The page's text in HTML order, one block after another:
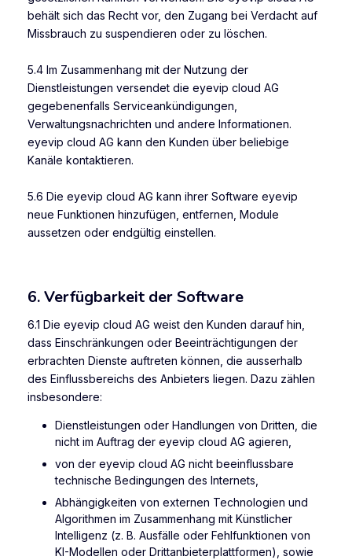
behält sich das Recht vor, den Zugang bei Verdacht auf
Missbrauch zu suspendieren oder zu löschen.
5.4 Im Zusammenhang mit der Nutzung der
Dienstleistungen versendet die eyevip cloud AG
gegebenenfalls Serviceankündigungen,
Verwaltungsnachrichten und andere Informationen.
eyevip cloud AG kann den Kunden über beliebige
Kanäle kontaktieren.
5.6 Die eyevip cloud AG kann ihrer Software eyevip
neue Funktionen hinzufügen, entfernen, Module
aussetzen oder endgültig einstellen.
6. Verfügbarkeit der Software
6.1 Die eyevip cloud AG weist den Kunden darauf hin,
dass Einschränkungen oder Beeinträchtigungen der
erbrachten Dienste auftreten können, die ausserhalb
des Einflussbereichs des Anbieters liegen. Dazu zählen
insbesondere:
Dienstleistungen oder Handlungen von Dritten, die
nicht im Auftrag der eyevip cloud AG agieren,
von der eyevip cloud AG nicht beeinflussbare
technische Bedingungen des Internets,
Abhängigkeiten von externen Technologien und
Algorithmen im Zusammenhang mit Künstlicher
Intelligenz (z. B. Ausfälle oder Fehlfunktionen von
KI-Modellen oder Drittanbieterplattformen), sowie